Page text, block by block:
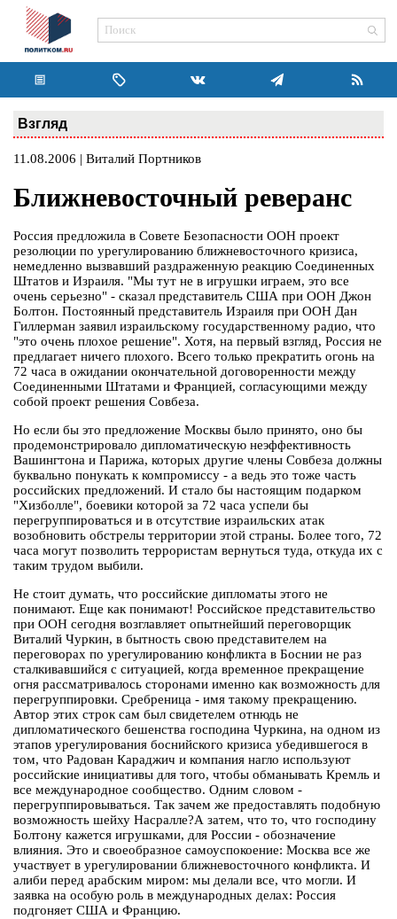
Взгляд
11.08.2006 | Виталий Портников
Ближневосточный реверанс
Россия предложила в Совете Безопасности ООН проект
резолюции по урегулированию ближневосточного кризиса,
немедленно вызвавший раздраженную реакцию Соединенных
Штатов и Израиля. "Мы тут не в игрушки играем, это все
очень серьезно" - сказал представитель США при ООН Джон
Болтон. Постоянный представитель Израиля при ООН Дан
Гиллерман заявил израильскому государственному радио, что
"это очень плохое решение". Хотя, на первый взгляд, Россия не
предлагает ничего плохого. Всего только прекратить огонь на
72 часа в ожидании окончательной договоренности между
Соединенными Штатами и Францией, согласующими между
собой проект решения Совбеза.
Но если бы это предложение Москвы было принято, оно бы
продемонстрировало дипломатическую неэффективность
Вашингтона и Парижа, которых другие члены Совбеза должны
буквально понукать к компромиссу - а ведь это тоже часть
российских предложений. И стало бы настоящим подарком
"Хизболле", боевики которой за 72 часа успели бы
перегруппироваться и в отсутствие израильских атак
возобновить обстрелы территории этой страны. Более того, 72
часа могут позволить террористам вернуться туда, откуда их с
таким трудом выбили.
Не стоит думать, что российские дипломаты этого не
понимают. Еще как понимают! Российское представительство
при ООН сегодня возглавляет опытнейший переговорщик
Виталий Чуркин, в бытность свою представителем на
переговорах по урегулированию конфликта в Боснии не раз
сталкивавшийся с ситуацией, когда временное прекращение
огня рассматривалось сторонами именно как возможность для
перегруппировки. Сребреница - имя такому прекращению.
Автор этих строк сам был свидетелем отнюдь не
дипломатического бешенства господина Чуркина, на одном из
этапов урегулирования боснийского кризиса убедившегося в
том, что Радован Караджич и компания нагло используют
российские инициативы для того, чтобы обманывать Кремль и
все международное сообщество. Одним словом -
перегруппировываться. Так зачем же предоставлять подобную
возможность шейху Насралле?А затем, что то, что господину
Болтону кажется игрушками, для России - обозначение
влияния. Это и своеобразное самоуспокоение: Москва все же
участвует в урегулировании ближневосточного конфликта. И
алиби перед арабским миром: мы делали все, что могли. И
заявка на особую роль в международных делах: Россия
подгоняет США и Францию.